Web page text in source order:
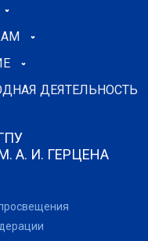
ДЕЯТЕЛЬНОСТЬ
А. И. ГЕРЦЕНА